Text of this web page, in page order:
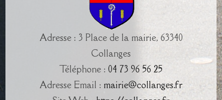
Adresse : 3 Place de la mairie, 63340
Collanges
Téléphone : 04 73 96 56 25
Adresse Email : mairie@collanges.fr